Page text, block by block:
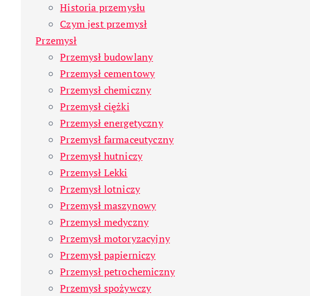
Historia przemysłu
Czym jest przemysł
Przemysł
Przemysł budowlany
Przemysł cementowy
Przemysł chemiczny
Przemysł ciężki
Przemysł energetyczny
Przemysł farmaceutyczny
Przemysł hutniczy
Przemysł Lekki
Przemysł lotniczy
Przemysł maszynowy
Przemysł medyczny
Przemysł motoryzacyjny
Przemysł papierniczy
Przemysł petrochemiczny
Przemysł spożywczy